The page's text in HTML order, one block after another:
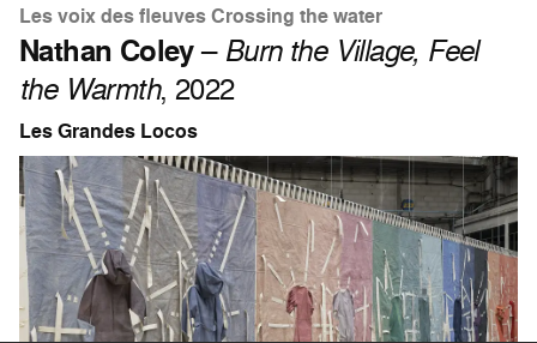
Les voix des fleuves Crossing the water
Nathan Coley– Burn the Village, Feel
the Warmth, 2022
Les Grandes Locos